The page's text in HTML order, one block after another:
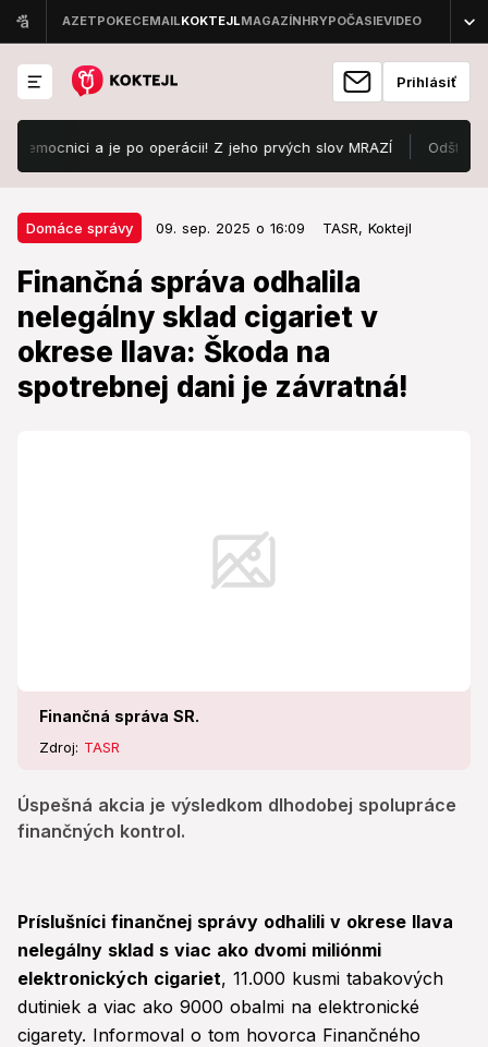
Prihlásiť
a je po operácii! Z jeho prvých slov MRAZÍ Odštartoval
Domáce správy 09. sep. 2025 o 16:09 TASR, Koktejl
Finančná správa odhalila
nelegálny sklad cigariet v
okrese Ilava: Škoda na
spotrebnej dani je závratná!
Finančná správa SR.
Zdroj: TASR
Úspešná akcia je výsledkom dlhodobej spolupráce
finančných kontrol.
Domáce správy 09. sep. 2025 o 16:09
Finančná správa odhalila
nelegálny sklad cigariet v okrese
Ilava: Škoda na spotrebnej dani je
závratná!
Príslušníci finančnej správy odhalili v okrese Ilava
nelegálny sklad s viac ako dvomi miliónmi
elektronických cigariet, 11.000 kusmi tabakových
dutiniek a viac ako 9000 obalmi na elektronické
cigarety. Informoval o tom hovorca Finančného